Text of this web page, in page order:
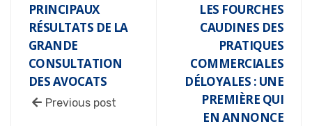
PRINCIPAUX
RÉSULTATS DE LA
GRANDE
CONSULTATION
DES AVOCATS
Previous post
LES FOURCHES
CAUDINES DES
PRATIQUES
COMMERCIALES
DÉLOYALES : UNE
PREMIÈRE QUI
EN ANNONCE